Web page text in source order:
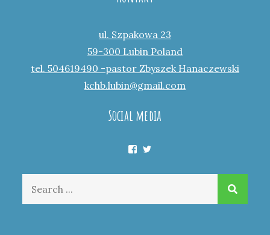
ul. Szpakowa 23
59-300 Lubin Poland
tel. 504619490 -pastor Zbyszek Hanaczewski
kchb.lubin@gmail.com
Social media
Facebook